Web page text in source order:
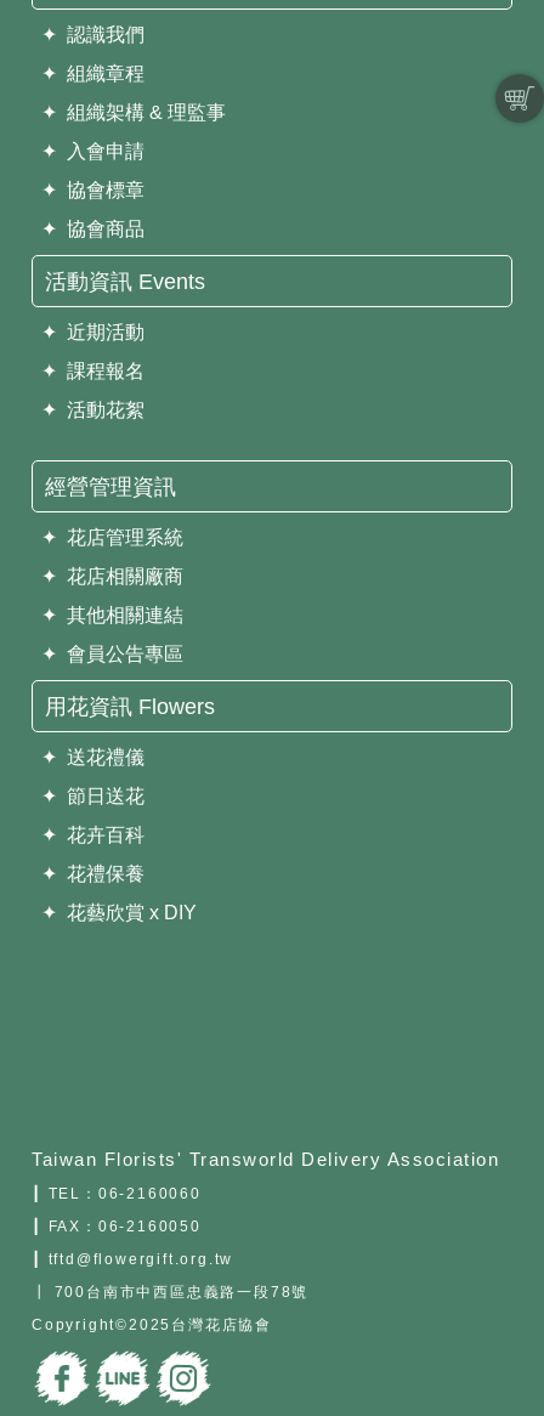
✦ 認識我們
✦ 組織章程
✦ 組織架構 & 理監事
✦ 入會申請
✦ 協會標章
✦ 協會商品
活動資訊 Events
✦ 近期活動
✦ 課程報名
✦ 活動花絮
經營管理資訊
✦ 花店管理系統
✦ 花店相關廠商
✦ 其他相關連結
✦ 會員公告專區
用花資訊 Flowers
✦ 送花禮儀
✦ 節日送花
✦ 花卉百科
✦ 花禮保養
✦ 花藝欣賞 x DIY
Taiwan Florists' Transworld Delivery Association
┃ TEL： 06-2160060
┃ FAX：06-2160050
┃ tftd@flowergift.org.tw
┃ 700台南市中西區忠義路一段78號
Copyright©2025台灣花店協會